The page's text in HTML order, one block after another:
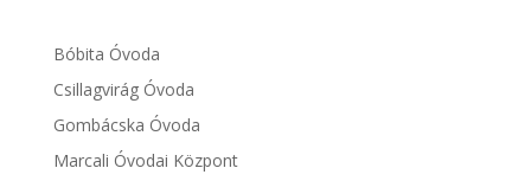
Bóbita Óvoda
Csillagvirág Óvoda
Gombácska Óvoda
Marcali Óvodai Központ